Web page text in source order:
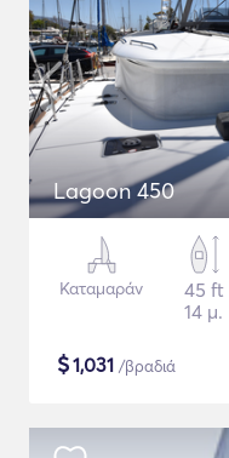
Lagoon 450
Καταμαράν
45 ft
14 μ.
$1,031 /βραδιά